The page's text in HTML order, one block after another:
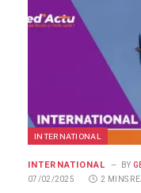
INTERNATIONAL
INTERNATIONAL BY
07/02/2025
2 MINS